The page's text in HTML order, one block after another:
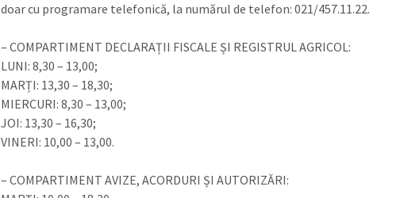
doar cu programare telefonică, la numărul de telefon: 021/457.11.22.
– COMPARTIMENT DECLARAȚII FISCALE ȘI REGISTRUL AGRICOL:
LUNI: 8,30 – 13,00;
MARȚI: 13,30 – 18,30;
MIERCURI: 8,30 – 13,00;
JOI: 13,30 – 16,30;
VINERI: 10,00 – 13,00.
– COMPARTIMENT AVIZE, ACORDURI ȘI AUTORIZĂRI: